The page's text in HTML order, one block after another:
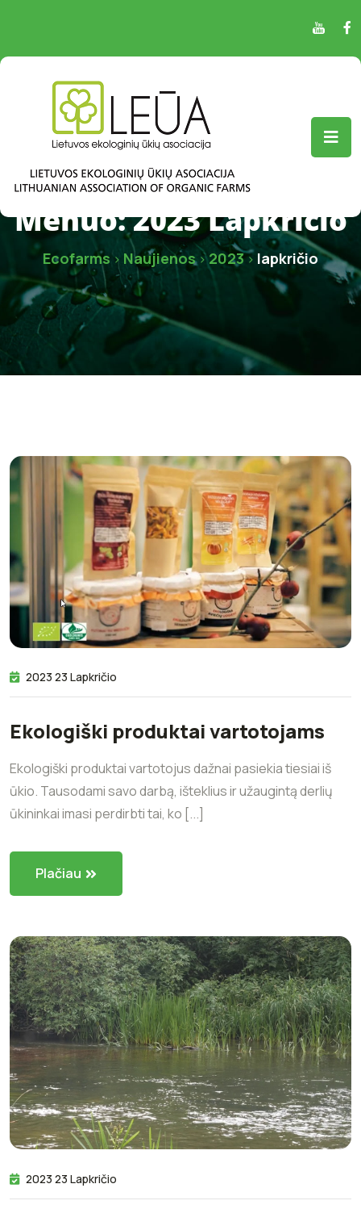
Mėnuo:2023 Lapkričio
Ecofarms> Naujienos>2023> lapkričio
2023 23 Lapkričio
Ekologiški produktai vartotojams
Ekologiški produktai vartotojus dažnai pasiekia tiesiai iš
ūkio. Tausodami savo darbą, išteklius ir užaugintą derlių
ūkininkai imasi perdirbti tai, ko [...]
Plačiau
2023 23 Lapkričio